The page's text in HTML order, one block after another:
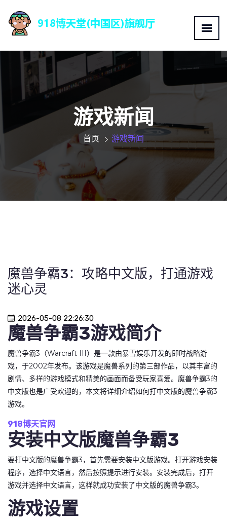
游戏新闻
首页 游戏新闻
魔兽争霸3：攻略中文版，打通游戏
迷心灵
2026-05-08 22:26:30
魔兽争霸3游戏简介
魔兽争霸3（Warcraft III）是一款由暴雪娱乐开发的即时战略游
戏，于2002年发布。该游戏是魔兽系列的第三部作品，以其丰富的
剧情、多样的游戏模式和精美的画面而备受玩家喜爱。魔兽争霸3的
中文版也是广受欢迎的，本文将详细介绍如何打中文版的魔兽争霸3
游戏。
918博天官网
安装中文版魔兽争霸3
要打中文版的魔兽争霸3，首先需要安装中文版游戏。打开游戏安装
程序，选择中文语言，然后按照提示进行安装。安装完成后，打开
游戏并选择中文语言，这样就成功安装了中文版的魔兽争霸3。
游戏设置